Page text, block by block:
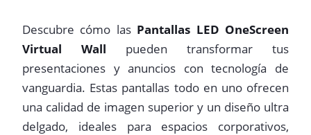
Descubre cómo las Pantallas LED OneScreen
Virtual Wall pueden transformar tus
presentaciones y anuncios con tecnología de
vanguardia. Estas pantallas todo en uno ofrecen
una calidad de imagen superior y un diseño ultra
delgado, ideales para espacios corporativos,